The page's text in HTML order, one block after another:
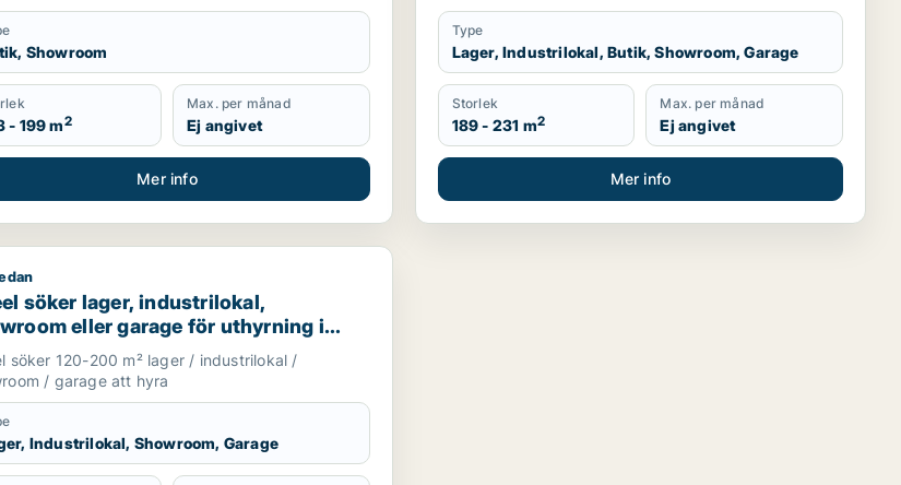
Showroom
- 199 m2
Max. per månad
Ej angivet
Mer info
Type
Lager, Industrilokal, Butik, Showroom, Garage
Storlek
189 - 231 m2
Max. per månad
Ej angivet
Mer info
Håbo eller Knivsta
söker lager, industrilokal, showroom eller garage för uthyrning i Upplands Väsby, Vallentuna eller
söker lager, industrilokal,
eller garage för uthyrning i
Väsby, Vallentuna eller
Bro m.fl.
söker 120-200 m² lager / industrilokal /
/ garage att hyra
Industrilokal, Showroom, Garage